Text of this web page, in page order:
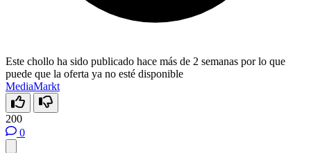
Este chollo ha sido publicado hace más de 2 semanas por lo que
puede que la oferta ya no esté disponible
MediaMarkt
200
0